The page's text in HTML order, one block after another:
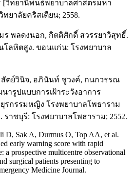
[วิทยานิพนธ์พยาบาลศาสตรมหา
าลัยคริสเตียน; 2558.
ร พลดงนอก, กิตติศักดิ์ สวรรยาวิสุทธิ์.
โลหิตสูง. ขอนแก่น: โรงพยาบาล
ตย์วินิจ, อภินันท์ ชูวงค์, กนกวรรณ
รูปแบบการเฝ้าระวังอาการ
รกรรมหญิง โรงพยาบาลโพธาราม
ราชบุรี: โรงพยาบาลโพธาราม; 2552.
D, Sak A, Durmus O, Top AA, et al.
early warning score with rapid
a prospective multicentre observational
surgical patients presenting to
Medicine Journal.